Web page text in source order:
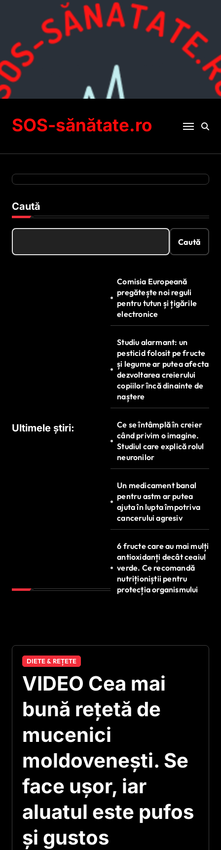
SOS-sănătate.ro
Caută
Caută
Ultimele știri:
Comisia Europeană
pregătește noi reguli
pentru tutun și țigările
electronice
Studiu alarmant: un
pesticid folosit pe fructe
și legume ar putea afecta
dezvoltarea creierului
copiilor încă dinainte de
naștere
Ce se întâmplă în creier
când privim o imagine.
Studiul care explică rolul
neuronilor
Un medicament banal
pentru astm ar putea
ajuta în lupta împotriva
cancerului agresiv
6 fructe care au mai mulți
antioxidanți decât ceaiul
verde. Ce recomandă
nutriționiștii pentru
protecția organismului
DIETE & REȚETE
VIDEO Cea mai
bună rețetă de
mucenici
moldovenești. Se
face ușor, iar
aluatul este pufos
și gustos